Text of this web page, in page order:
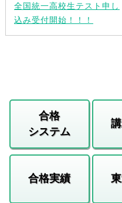
全国統一高校生テスト申し
込み受付開始！！！
合格
システム
合格実績